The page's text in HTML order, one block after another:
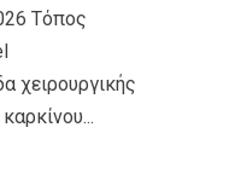
Τόπος
χειρουργικής